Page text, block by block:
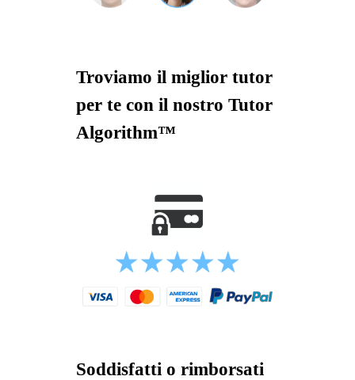
Troviamo il miglior tutor
per te con il nostro Tutor
Algorithm™
Soddisfatti o rimborsati